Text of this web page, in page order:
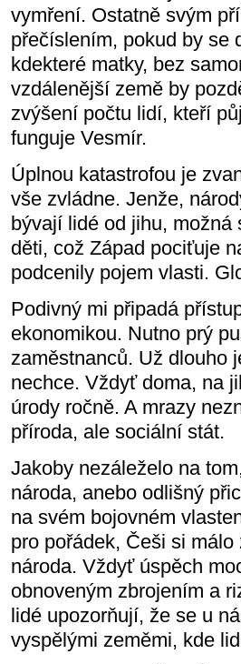
vymření. Ostatně svým
přečíslením, pokud by se
kdekteré matky, bez
vzdálenější země by
zvýšení počtu lidí, kteří
funguje Vesmír.
Úplnou katastrofou je
vše zvládne. Jenže,
bývají lidé od jihu,
děti, což Západ pociťuje
podcenily pojem vlasti.
Podivný mi připadá
ekonomikou. Nutno prý
zaměstnanců. Už dlouho
nechce. Vždyť doma, na
úrody ročně. A mrazy
příroda, ale sociální stát.
Jakoby nezáleželo na
národa, anebo odlišný
na svém bojovném
pro pořádek, Češi si
národa. Vždyť úspěch
obnoveným zbrojením a
lidé upozorňují, že se u
vyspělými zeměmi, kde